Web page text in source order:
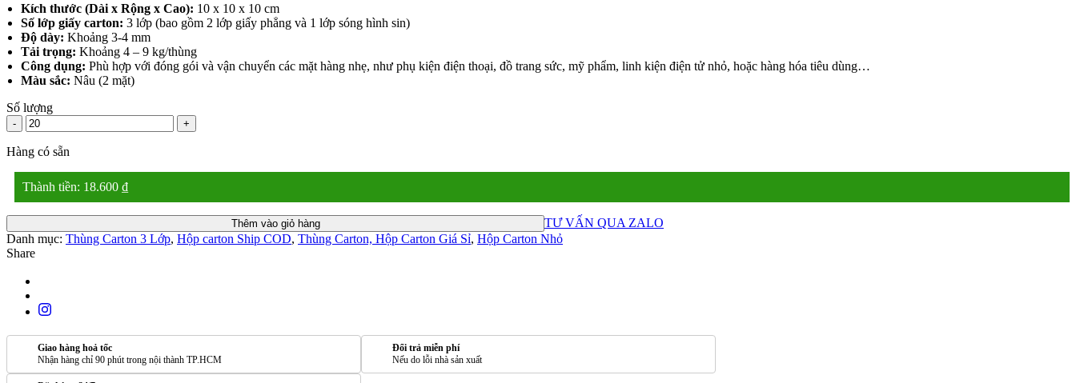
Kích thước (Dài x Rộng x Cao): 10 x 10 x 10 cm
Số lớp giấy carton: 3 lớp (bao gồm 2 lớp giấy phẳng và 1 lớp sóng hình sin)
Độ dày: Khoảng 3-4 mm
Tải trọng: Khoảng 4 – 9 kg/thùng
Công dụng: Phù hợp với đóng gói và vận chuyển các mặt hàng nhẹ, như phụ kiện điện thoại, đồ trang sức, mỹ phẩm, linh kiện điện tử nhỏ, hoặc hàng hóa tiêu dùng…
Màu sắc: Nâu (2 mặt)
Số lượng
- +
Hàng có sẵn
Thành tiền: 18.600 ₫
Thêm vào giỏ hàng
TƯ VẤN QUA ZALO
Danh mục: Thùng Carton 3 Lớp, Hộp carton Ship COD, Thùng Carton, Hộp Carton Giá Sỉ, Hộp Carton Nhỏ
Share
Giao hàng hoả tốc
Nhận hàng chỉ 90 phút trong nội thành TP.HCM
Đổi trả miễn phí
Nếu do lỗi nhà sản xuất